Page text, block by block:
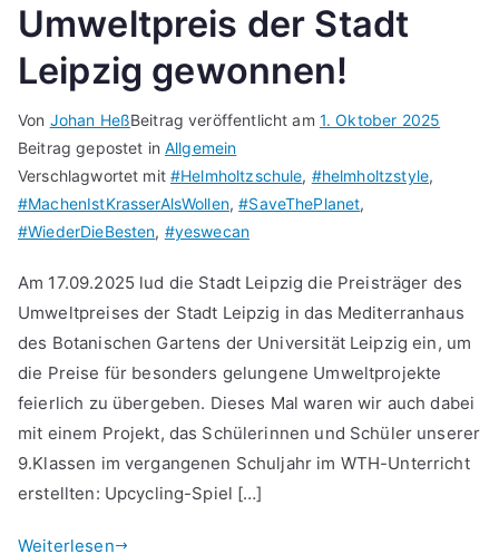
Umweltpreis der Stadt
Leipzig gewonnen!
Von Johan HeßBeitrag veröffentlicht am 1. Oktober 2025
Beitrag gepostet inAllgemein
Verschlagwortet mit#Helmholtzschule, #helmholtzstyle,
#MachenIstKrasserAlsWollen,#SaveThePlanet,
#WiederDieBesten, #yeswecan
Am 17.09.2025 lud die Stadt Leipzig die Preisträger des
Umweltpreises der Stadt Leipzig in das Mediterranhaus
des Botanischen Gartens der Universität Leipzig ein, um
die Preise für besonders gelungene Umweltprojekte
feierlich zu übergeben. Dieses Mal waren wir auch dabei
mit einem Projekt, das Schülerinnen und Schüler unserer
9.Klassen im vergangenen Schuljahr im WTH-Unterricht
erstellten: Upcycling-Spiel […]
Weiterlesen